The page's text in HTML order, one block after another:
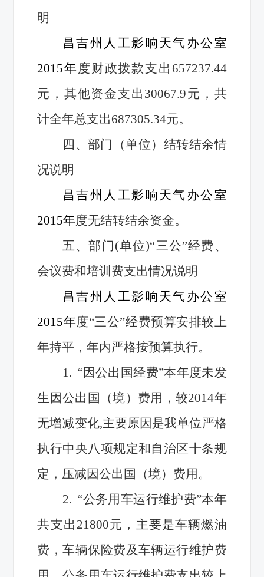
明
昌吉州人工影响天气办公室
2015年 度财政拨款支出657237.44
元，其他资金支出30067.9元，共
计全年总支出687305.34元。
四、部门（单位）结转结余情
况说明
昌吉州人工影响天气办公室
2015年度无结转结余资金。
五、部门(单位)“三公”经费、
会议费和培训费支出情况说明
昌吉州人工影响天气办公室
2015年度“三公”经费预算安排较上
年持平，年内严格按预算执行。
1. “因公出国经费”本年度未发
生因公出国（境）费用，较2014年
无增减变化,主要原因是我单位严格
执行中央八项规定和自治区十条规
定，压减因公出国（境）费用。
2. “公务用车运行维护费”本年
共支出21800元，主要是车辆燃油
费，车辆保险费及车辆运行维护费